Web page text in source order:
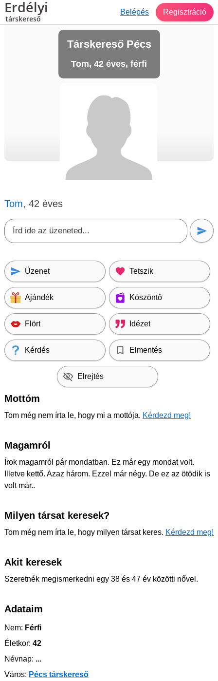
Erdélyi
társkereső
Belépés Regisztráció
Társkereső Pécs
Tom, 42 éves, férfi
Tom, 42 éves
Üzenet Tetszik
Ajándék Köszöntő
Flört Idézet
Kérdés Elmentés
Elrejtés
Mottóm
Tom még nem írta le, hogy mi a mottója. Kérdezd meg!
Magamról
Írok magamról pár mondatban. Ez már egy mondat volt.
Illetve kettő. Azaz három. Ezzel már négy. De ez az ötödik is
volt már..
Milyen társat keresek?
Tom még nem írta le, hogy milyen társat keres. Kérdezd meg!
Akit keresek
Szeretnék megismerkedni egy 38 és 47 év közötti nővel.
Adataim
Nem: Férfi
Életkor: 42
Névnap: ...
Város: Pécs társkereső